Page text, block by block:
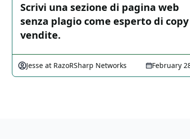
Scrivi una sezione di pagina web
senza plagio come esperto di
vendite.
Jesse at RazoRSharp Networks February